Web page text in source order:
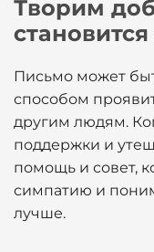
Творим
Письмо может
способом
другим людям.
поддержки и
помощь и совет,
симпатию и
лучше.